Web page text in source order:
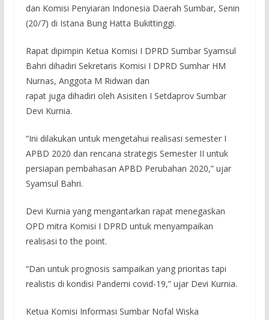
dan Komisi Penyiaran Indonesia Daerah Sumbar, Senin
(20/7) di Istana Bung Hatta Bukittinggi.
Rapat dipimpin Ketua Komisi I DPRD Sumbar Syamsul
Bahri dihadiri Sekretaris Komisi I DPRD Sumhar HM
Nurnas, Anggota M Ridwan dan
rapat juga dihadiri oleh Asisiten I Setdaprov Sumbar
Devi Kurnia.
“Ini dilakukan untuk mengetahui realisasi semester I
APBD 2020 dan rencana strategis Semester II untuk
persiapan pembahasan APBD Perubahan 2020,” ujar
Syamsul Bahri.
Devi Kurnia yang mengantarkan rapat menegaskan
OPD mitra Komisi I DPRD untuk menyampaikan
realisasi to the point.
“Dan untuk prognosis sampaikan yang prioritas tapi
realistis di kondisi Pandemi covid-19,” ujar Devi Kurnia.
Ketua Komisi Informasi Sumbar Nofal Wiska